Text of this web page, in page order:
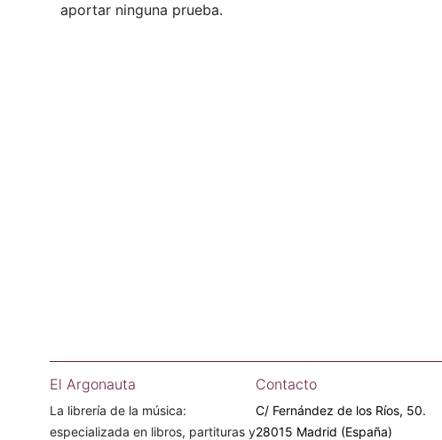
aportar ninguna prueba.
El Argonauta
La librería de la música:
especializada en libros, partituras y
Contacto
C/ Fernández de los Ríos, 50.
28015 Madrid (España)